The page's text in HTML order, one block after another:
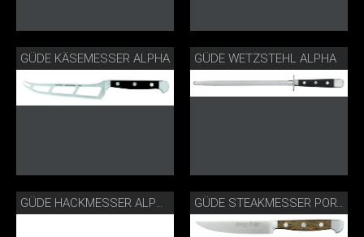
GÜDE KÄSEMESSER ALPHA GÜDE WETZSTEHL ALPHA